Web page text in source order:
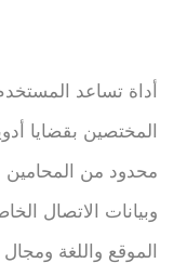
أداة تساعد
المختصين بقضايا
محدود من المحامين
وبيانات الاتصال
الموقع واللغة